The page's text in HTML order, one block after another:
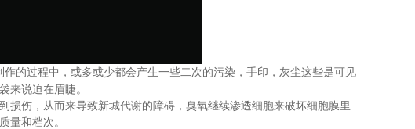
作的过程中，或多或少都会产生一些二次的污染，手印，灰尘这些是可见
来说迫在眉睫。
伤，从而来导致新城代谢的障碍，臭氧继续渗透细胞来破坏细胞膜里
量和档次。